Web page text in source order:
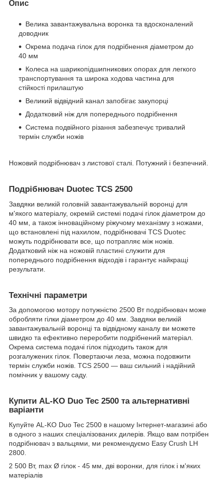
Опис
Велика завантажувальна воронка та вдосконалений
доводник
Окрема подача гілок для подрібнення діаметром до
40 мм
Колеса на шарикопідшипникових опорах для легкого
транспортування та широка ходова частина для
стійкості прилаштую
Великий відвідний канал запобігає закупорці
Додатковий ніж для попереднього подрібнення
Система подвійного різання забезпечує тривалий
термін служби ножів
Ножовий подрібнювач з листової сталі. Потужний і безпечний.
Подрібнювач Duotec TCS 2500
Завдяки великій головній завантажувальній воронці для
м'якого матеріалу, окремій системі подачі гілок діаметром до
40 мм, а також інноваційному ріжучому механізму з ножами,
що встановлені під нахилом, подрібнювачі TCS Duotec
можуть подрібнювати все, що потрапляє між ножів.
Додатковий ніж на ножовій пластині служити для
попереднього подрібнення відходів і гарантує найкращі
результати.
Технічні параметри
За допомогою мотору потужністю 2500 Вт подрібнювач може
обробляти гілки діаметром до 40 мм. Завдяки великій
завантажувальній воронці та відвідному каналу ви можете
швидко та ефективно переробити подрібнений матеріал.
Окрема система подачі гілок підходить також для
розгалужених гілок. Повертаючи леза, можна подовжити
термін служби ножів. TCS 2500 — ваш сильний і надійний
помічник у вашому саду.
Купити AL-KO Duo Tec 2500 та альтернативні
варіанти
Купуйте AL-KO Duo Tec 2500 в нашому Інтернет-магазині або
в одного з наших спеціалізованих дилерів. Якщо вам потрібен
подрібнювач з вальцями, ми рекомендуємо Easy Crush LH
2800.
2 500 Вт, max Ø гілок - 45 мм, дві воронки, для гілок і м'яких
матеріалів